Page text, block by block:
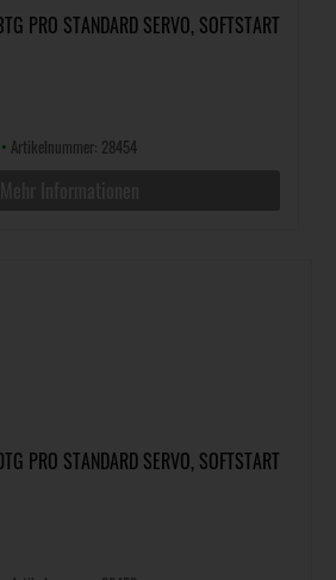
PRO STANDARD SERVO, SOFTSTART
• Artikelnummer: 28454
PRO STANDARD SERVO, SOFTSTART